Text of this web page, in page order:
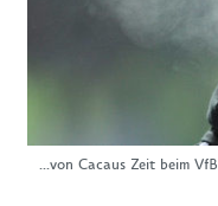
...von Cacaus Zeit beim VfB